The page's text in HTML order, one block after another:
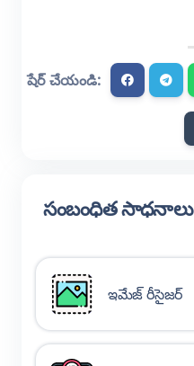
షేర్ చేయండి:
సంబంధిత సాధనాలు
ఇమేజ్ రీసైజర్